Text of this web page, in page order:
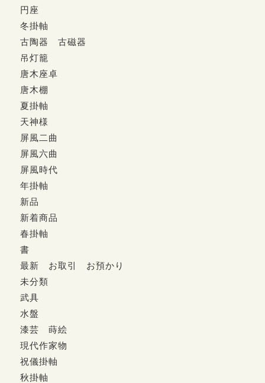
円座
冬掛軸
古陶器 古磁器
吊灯籠
唐木座卓
唐木棚
夏掛軸
天神様
屏風二曲
屏風六曲
屏風時代
年掛軸
新品
新着商品
春掛軸
書
最新 お取引 お預かり
未分類
武具
水盤
漆芸 蒔絵
現代作家物
祝儀掛軸
秋掛軸